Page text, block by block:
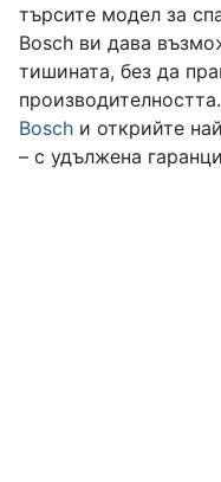
търсите модел за
Bosch ви дава
тишината, без да
производителността.
Bosch и открийте
– с удължена